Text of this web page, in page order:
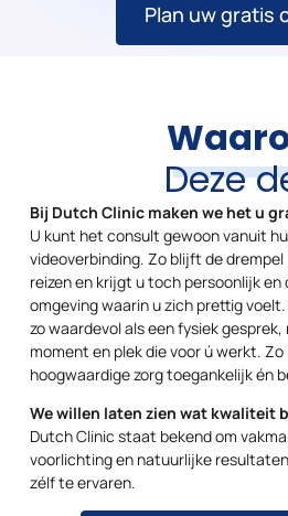
Plan uw gratis
Deze
Bij Dutch Clinic maken we het u
U kunt het consult gewoon vanuit
videoverbinding. Zo blijft de
reizen en krijgt u toch persoonlijk en
omgeving waarin u zich prettig
zo waardevol als een fysiek gesprek,
moment en plek die voor ú werkt.
hoogwaardige zorg toegankelijk én
We willen laten zien wat kwaliteit
Dutch Clinic staat bekend om
voorlichting en natuurlijke
zélf te ervaren.